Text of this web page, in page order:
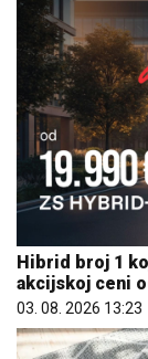
Hibrid broj 1
akcijskoj ceni
03. 08. 2026 13:23